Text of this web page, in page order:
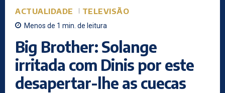
ACTUALIDADE TELEVISÃO
Menos de 1 min. de leitura
Big Brother: Solange
irritada com Dinis por este
desapertar-lhe as cuecas